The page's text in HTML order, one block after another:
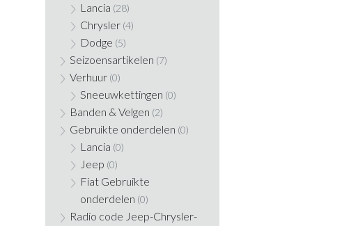
Lancia (28)
Chrysler (4)
Dodge (5)
Seizoensartikelen (7)
Verhuur (0)
Sneeuwkettingen (0)
Banden & Velgen (2)
Gebruikte onderdelen (0)
Lancia (0)
Jeep (0)
Fiat Gebruikte
onderdelen (0)
Radio code Jeep-Chrysler-